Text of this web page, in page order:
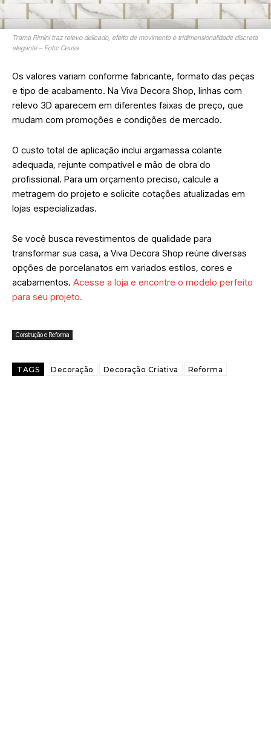
Trama Rimini traz relevo delicado, efeito de movimento e tridimensionalidade discreta
elegante – Foto: Ceusa
Os valores variam conforme fabricante, formato das peças
e tipo de acabamento. Na Viva Decora Shop, linhas com
relevo 3D aparecem em diferentes faixas de preço, que
mudam com promoções e condições de mercado.
O custo total de aplicação inclui argamassa colante
adequada, rejunte compatível e mão de obra do
profissional. Para um orçamento preciso, calcule a
metragem do projeto e solicite cotações atualizadas em
lojas especializadas.
Se você busca revestimentos de qualidade para
transformar sua casa, a Viva Decora Shop reúne diversas
opções de porcelanatos em variados estilos, cores e
acabamentos. Acesse a loja e encontre o modelo perfeito
para seu projeto.
Construção e Reforma
TAGS Decoração Decoração Criativa Reforma